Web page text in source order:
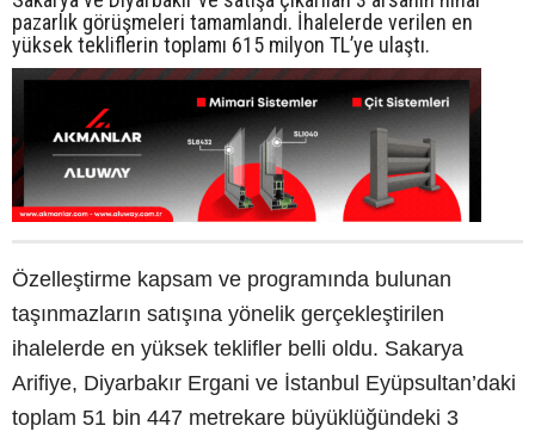
pazarlık görüşmeleri tamamlandı. İhalelerde verilen en
yüksek tekliflerin toplamı 615 milyon TL’ye ulaştı.
Özelleştirme kapsam ve programında bulunan
taşınmazların satışına yönelik gerçekleştirilen
ihalelerde en yüksek teklifler belli oldu. Sakarya
Arifiye, Diyarbakır Ergani ve İstanbul Eyüpsultan’daki
toplam 51 bin 447 metrekare büyüklüğündeki 3